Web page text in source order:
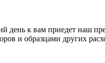
день к вам приедет наш
и образцами других